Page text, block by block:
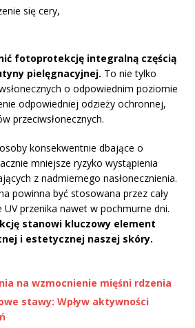
się cery,
fotoprotekcję integralną częścią
pielęgnacyjnej. To nie tylko
o odpowiednim poziomie
odpowiedniej odzieży ochronnej,
przeciwsłonecznych.
konsekwentnie dbające o
mniejsze ryzyko wystąpienia
z nadmiernego nasłonecznienia.
powinna być stosowana przez cały
przenika nawet w pochmurne dni.
stanowi kluczowy element
i estetycznej naszej skóry.
na wzmocnienie mięśni rdzenia
stawy: Wpływ aktywności